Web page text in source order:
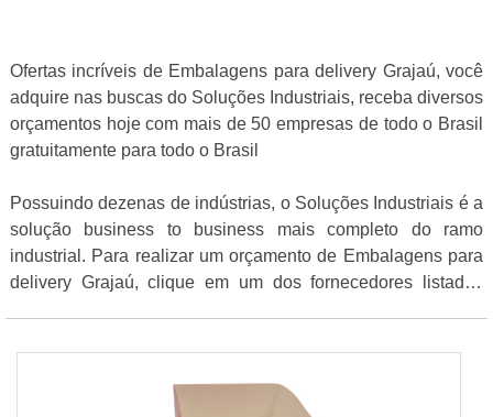
Ofertas incríveis de Embalagens para delivery Grajaú, você
adquire nas buscas do Soluções Industriais, receba diversos
orçamentos hoje com mais de 50 empresas de todo o Brasil
gratuitamente para todo o Brasil
Possuindo dezenas de indústrias, o Soluções Industriais é a
solução business to business mais completo do ramo
industrial. Para realizar um orçamento de Embalagens para
delivery Grajaú, clique em um dos fornecedores listados